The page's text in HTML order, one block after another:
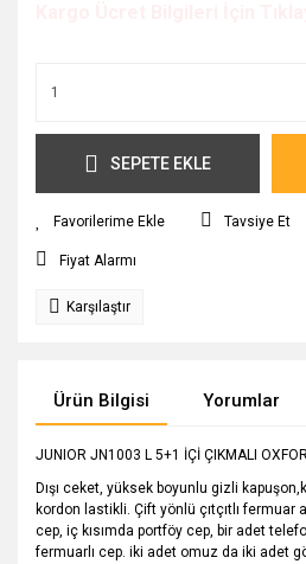
SEPETE EKLE
Tavsiye Et
Fiyat Alarmı
Karşılaştır
Ürün Bilgisi Yorumlar
JUNIOR JN1003 L 5+1 İÇİ ÇIKMALI
Dışı ceket, yüksek boyunlu gizli
kordon lastikli. Çift yönlü çıtçıtlı fermuar
cep, iç kısımda portföy cep, bir adet
fermuarlı cep. iki adet omuz da iki adet